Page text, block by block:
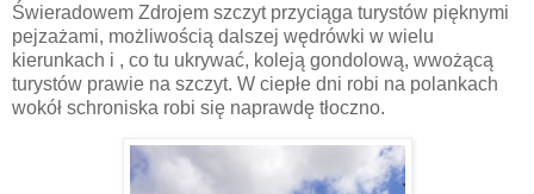
Świeradowem Zdrojem szczyt przyciąga turystów pięknymi
pejzażami, możliwością dalszej wędrówki w wielu
kierunkach i , co tu ukrywać, koleją gondolową, wwożącą
turystów prawie na szczyt. W ciepłe dni robi na polankach
wokół schroniska robi się naprawdę tłoczno.